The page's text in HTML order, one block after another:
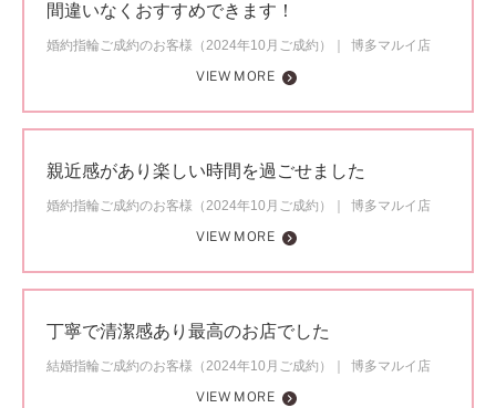
間違いなくおすすめできます！
婚約指輪ご成約のお客様（2024年10月ご成約）
博多マルイ店
VIEW MORE
親近感があり楽しい時間を過ごせました
婚約指輪ご成約のお客様（2024年10月ご成約）
博多マルイ店
VIEW MORE
丁寧で清潔感あり最高のお店でした
結婚指輪ご成約のお客様（2024年10月ご成約）
博多マルイ店
VIEW MORE